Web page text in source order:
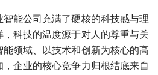
能公司充满了硬核的科技感与理
科技的温度源于对人的尊重与关
领域、以技术和创新为核心的高
企业的核心竞争力归根结底来自